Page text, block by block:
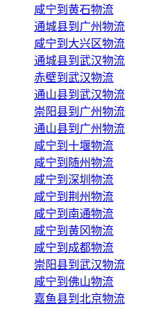
咸宁到黄石物流
通城县到广州物流
咸宁到大兴区物流
通城县到武汉物流
赤壁到武汉物流
通山县到武汉物流
崇阳县到广州物流
通山县到广州物流
咸宁到十堰物流
咸宁到随州物流
咸宁到深圳物流
咸宁到荆州物流
咸宁到南通物流
咸宁到黄冈物流
咸宁到成都物流
崇阳县到武汉物流
咸宁到佛山物流
嘉鱼县到北京物流